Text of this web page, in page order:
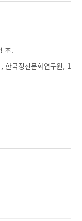
조.
한국정신문화연구원, 1